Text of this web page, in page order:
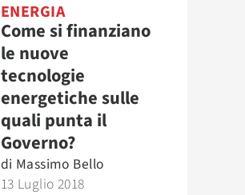
ENERGIA
Come si finanziano
le nuove
tecnologie
energetiche sulle
quali punta il
Governo?
di Massimo Bello
13 Luglio 2018